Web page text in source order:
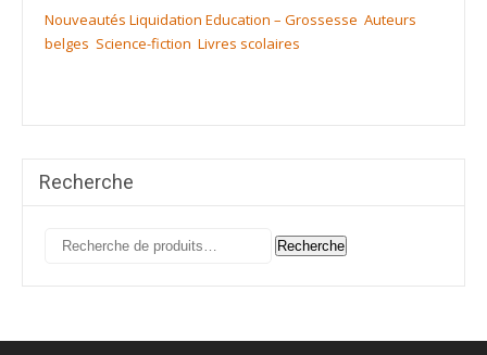
Nouveautés Liquidation Education – Grossesse Auteurs
belges Science-fiction Livres scolaires
Recherche
Recherche
Recherche